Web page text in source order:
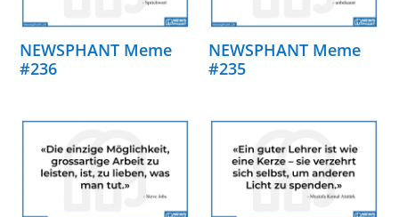
NEWSPHANT Meme
#236
NEWSPHANT Meme
#235